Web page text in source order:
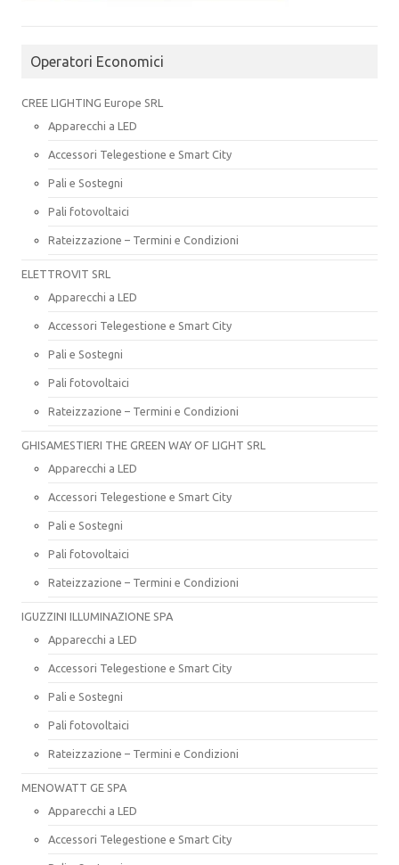
Operatori Economici
CREE LIGHTING Europe SRL
Apparecchi a LED
Accessori Telegestione e Smart City
Pali e Sostegni
Pali fotovoltaici
Rateizzazione – Termini e Condizioni
ELETTROVIT SRL
Apparecchi a LED
Accessori Telegestione e Smart City
Pali e Sostegni
Pali fotovoltaici
Rateizzazione – Termini e Condizioni
GHISAMESTIERI THE GREEN WAY OF LIGHT SRL
Apparecchi a LED
Accessori Telegestione e Smart City
Pali e Sostegni
Pali fotovoltaici
Rateizzazione – Termini e Condizioni
IGUZZINI ILLUMINAZIONE SPA
Apparecchi a LED
Accessori Telegestione e Smart City
Pali e Sostegni
Pali fotovoltaici
Rateizzazione – Termini e Condizioni
MENOWATT GE SPA
Apparecchi a LED
Accessori Telegestione e Smart City